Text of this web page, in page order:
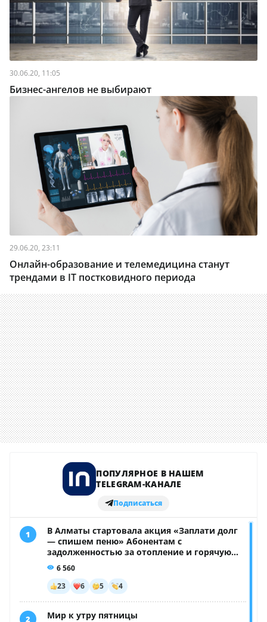
30.06.20, 11:05
Бизнес-ангелов не выбирают
29.06.20, 23:11
Онлайн-образование и телемедицина станут
трендами в IT постковидного периода